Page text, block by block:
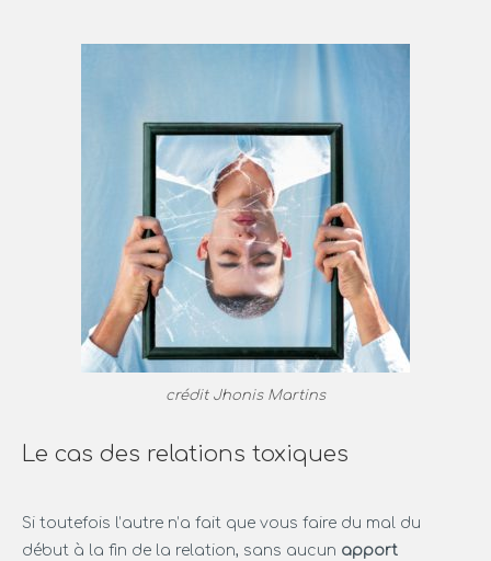
crédit Jhonis Martins
Le cas des relations toxiques
Si toutefois l’autre n’a fait que vous faire du mal du
début à la fin de la relation, sans aucun apport